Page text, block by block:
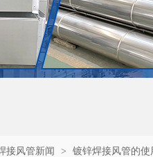
接风管新闻 > 镀锌焊接风管的